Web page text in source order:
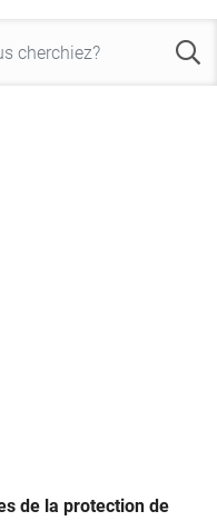
de la protection de